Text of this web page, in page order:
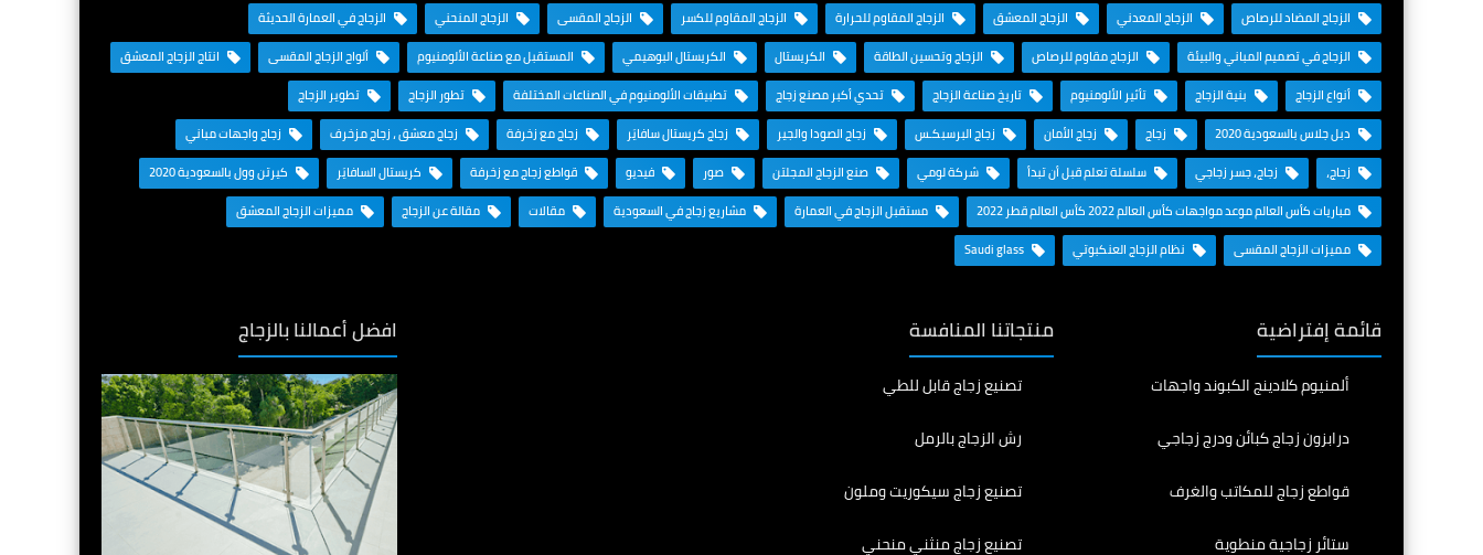
الزجاج المضاد للرصاص
الزجاج المعدني الزجاج المعشق الزجاج المقاوم للحرارة الزجاج المقاوم للكسر الزجاج المقسى الزجاج المنحني
الزجاج في العمارة الحديثة
الزجاج في تصميم المباني والبيئة
الزجاج مقاوم للرصاص الزجاج وتحسين الطاقة الكريستال الكريستال البوهيمي المستقبل مع صناعة الألومنيوم ألواح الزجاج المقسى
انتاج الزجاج المعشق
أنواع الزجاج
بنية الزجاج تأثير الألومنيوم تاريخ صناعة الزجاج تحدي أكبر مصنع زجاج تطبيقات الألومنيوم في الصناعات المختلفة تطور الزجاج
تطوير الزجاج
دبل جلاس بالسعودية 2020
زجاج زجاج الأمان زجاج البرسبكـس زجاج الصودا والجير زجاج كريستال سافايَر زجاج مع زخرفة زجاج معشق ، زجاج مزخرف
زجاج واجهات مباني
زجاج،
زجاج، جسر زجاجي سلسلة تعلم قبل أن تبدأ شركة لومي صنع الزجاج المجلتن صور فيديو قواطع زجاج مع زخرفة كريستال السافايَر
كيرتن وول بالسعودية 2020
مباريات كأس العالم موعد مواجهات كأس العالم 2022 كأس العالم قطر 2022
مستقبل الزجاج في العمارة مشاريع زجاج في السعودية مقالات مقالة عن الزجاج
مميزات الزجاج المعشق
مميزات الزجاج المقسى
نظام الزجاج العنكبوتي
قائمة إفتراضية
ألمنيوم كلادينج الكبوند واجهات
درابزون زجاج كبائن ودرج زجاجي
قواطع زجاج للمكاتب والغرف
ستائر زجاجية منطوية
منتجاتنا المنافسة
تصنيع زجاج قابل للطي
رش الزجاج بالرمل
تصنيع زجاج سيكوريت وملون
تصنيع زجاج منثني منحني
افضل أعمالنا بالزجاج